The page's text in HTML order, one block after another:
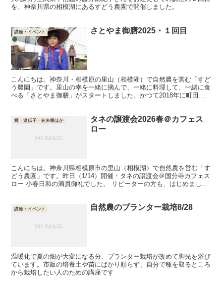
を、神奈川県の相模湖にあるすどう農園で開催しました。
講座・イベント さとやま御膳2025・１回目
こんにちは。神奈川・相模原の里山（相模湖）で自然農を営む「すど
う農園」です。里山の幸を一緒に摘んで、一緒に料理して、一緒に食
べる「さとやま御膳」がスタートしました。かつて2018年に町田の
種・遺伝子・在来種ほか
タネの譲渡会2026春＠カフェス
ロー
こんにちは。神奈川県相模原市の里山（相模湖）で自然農を営む「す
どう農園」です。昨日（1/14）開催・タネの譲渡会＠国分寺カフェス
ロー 小春日和の満員御礼でした。 リピーターの方も、はじめまして
講座・イベント 自然農のプランター栽培8/28
温暖化で夏の畑が大変になる分、プランター栽培が改めて脚光を浴び
ています。市販の培養土や苗にばかり頼らず、自分で種を取るところ
から栽培したい人のための講座です